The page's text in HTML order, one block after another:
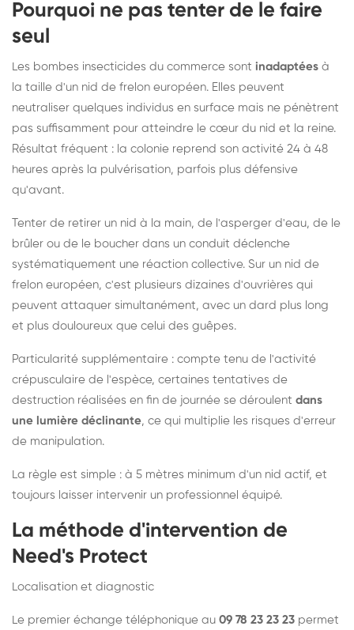
Pourquoi ne pas tenter de le faire
seul
Les bombes insecticides du commerce sont inadaptées à
la taille d'un nid de frelon européen. Elles peuvent
neutraliser quelques individus en surface mais ne pénètrent
pas suffisamment pour atteindre le cœur du nid et la reine.
Résultat fréquent : la colonie reprend son activité 24 à 48
heures après la pulvérisation, parfois plus défensive
qu'avant.
Tenter de retirer un nid à la main, de l'asperger d'eau, de le
brûler ou de le boucher dans un conduit déclenche
systématiquement une réaction collective. Sur un nid de
frelon européen, c'est plusieurs dizaines d'ouvrières qui
peuvent attaquer simultanément, avec un dard plus long
et plus douloureux que celui des guêpes.
Particularité supplémentaire : compte tenu de l'activité
crépusculaire de l'espèce, certaines tentatives de
destruction réalisées en fin de journée se déroulent dans
une lumière déclinante, ce qui multiplie les risques d'erreur
de manipulation.
La règle est simple : à 5 mètres minimum d'un nid actif, et
toujours laisser intervenir un professionnel équipé.
La méthode d'intervention de
Need's Protect
Localisation et diagnostic
Le premier échange téléphonique au 09 78 23 23 23 permet